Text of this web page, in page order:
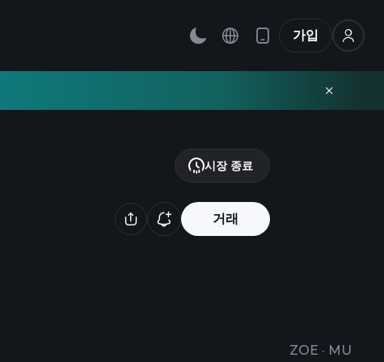
가입
거래
ZOE · MU
시장 종료